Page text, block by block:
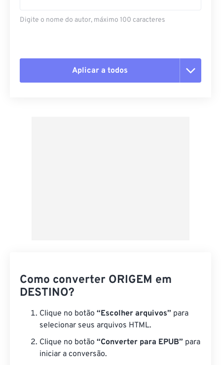
Digite o nome do autor, máximo 100 caracteres
Aplicar a todos
Como converter ORIGEM em
DESTINO?
Clique no botão “Escolher arquivos” para
selecionar seus arquivos HTML.
Clique no botão “Converter para EPUB” para
iniciar a conversão.